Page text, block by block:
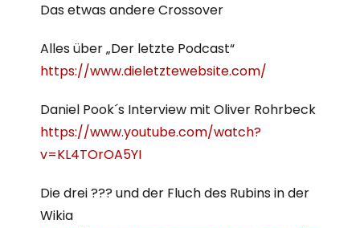
Das etwas andere Crossover
Alles über „Der letzte Podcast“
https://www.dieletztewebsite.com/
Daniel Pook´s Interview mit Oliver Rohrbeck
https://www.youtube.com/watch?
v=KL4TOrOA5YI
Die drei ??? und der Fluch des Rubins in der
Wikia